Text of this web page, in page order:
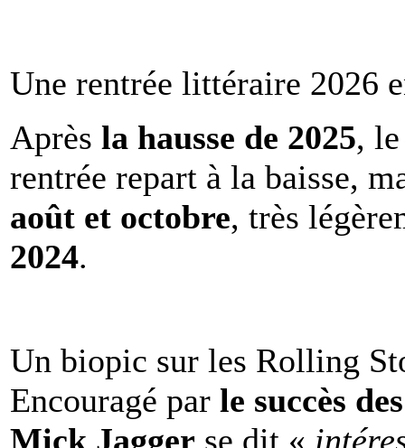
Une rentrée littéraire 2026
Après la hausse de 2025,
rentrée repart à la baisse,
août et octobre, très
2024.
Un biopic sur les Rolling
Encouragé par le succès
Mick Jagger se dit «